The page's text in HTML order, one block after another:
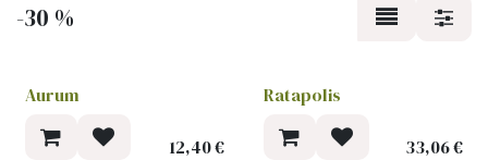
-30 %
-30 %
Aurum
12,40€
-30 %
Ratapolis
33,06€